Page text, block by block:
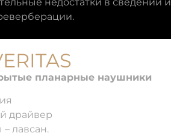
недостатки в сведении и
планарные наушники
драйвер
лавсан.